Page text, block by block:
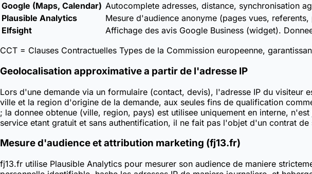
Google (Maps, Calendar) Autocomplete adresses, distance, synchronisation
Plausible Analytics
Mesure d'audience anonyme (pages vues,
Elfsight
Affichage des avis Google Business (widget).
CCT = Clauses Contractuelles Types de la Commission europeenne,
Geolocalisation approximative a partir de l'adresse IP
Lors d'une demande via un formulaire (contact, devis), l'adresse IP du
ville et la region d'origine de la demande, aux seules fins de qualification
; la donnee obtenue (ville, region, pays) est utilisee uniquement en interne,
service etant gratuit et sans authentification, il ne fait pas l'objet d'un contrat
Mesure d'audience et attribution marketing (fj13.fr)
fj13.fr utilise Plausible Analytics pour mesurer son audience de maniere